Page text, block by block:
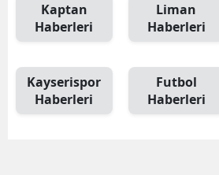
Kaptan
Haberleri
Liman
Haberleri
Kayserispor
Haberleri
Futbol
Haberleri